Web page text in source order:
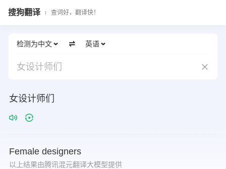
搜狗翻译 查词好，翻译快！
检测为中文 英语
女设计师们
女设计师们
Female designers
以上结果由腾讯混元翻译大模型提供